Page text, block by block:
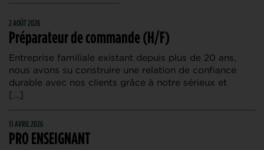
2 AOÛT 2026
Préparateur de commande (H/F)
Entreprise familiale existant depuis plus de 20 ans,
nous avons su construire une relation de confiance
durable avec nos clients grâce à notre sérieux et
[…]
11 AVRIL 2026
PRO ENSEIGNANT